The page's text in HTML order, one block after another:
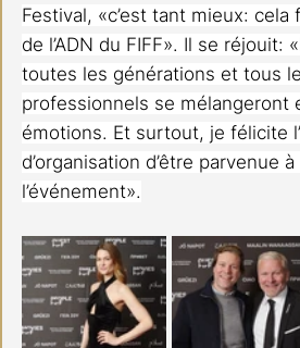
Festival, «c’est tant mieux:
de l’ADN du FIFF». Il se réjouit:
toutes les générations et tous
professionnels se mélangeront
émotions. Et surtout, je félicite
d’organisation d’être parvenue
l’événement».